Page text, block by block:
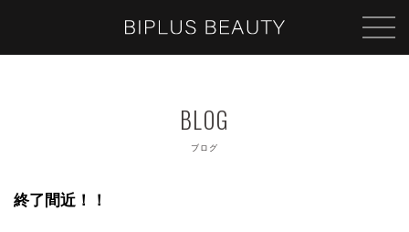
ブログ
終了間近！！